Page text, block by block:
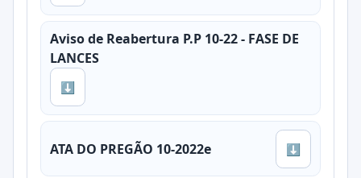
Aviso de Reabertura P.P 10-22 - FASE DE
LANCES
⬇
ATA DO PREGÃO 10-2022e ⬇